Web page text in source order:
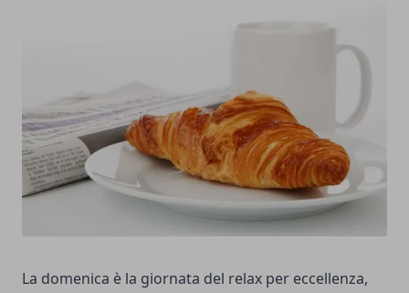
La domenica è la giornata del relax per eccellenza,